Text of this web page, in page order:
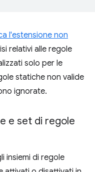
l'estensione non
relativi alle regole
solo per le
statiche non valide
ignorate.
e set di regole
insiemi di regole